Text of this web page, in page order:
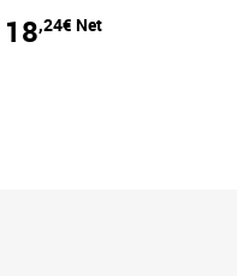
au panier
18,24€ Net